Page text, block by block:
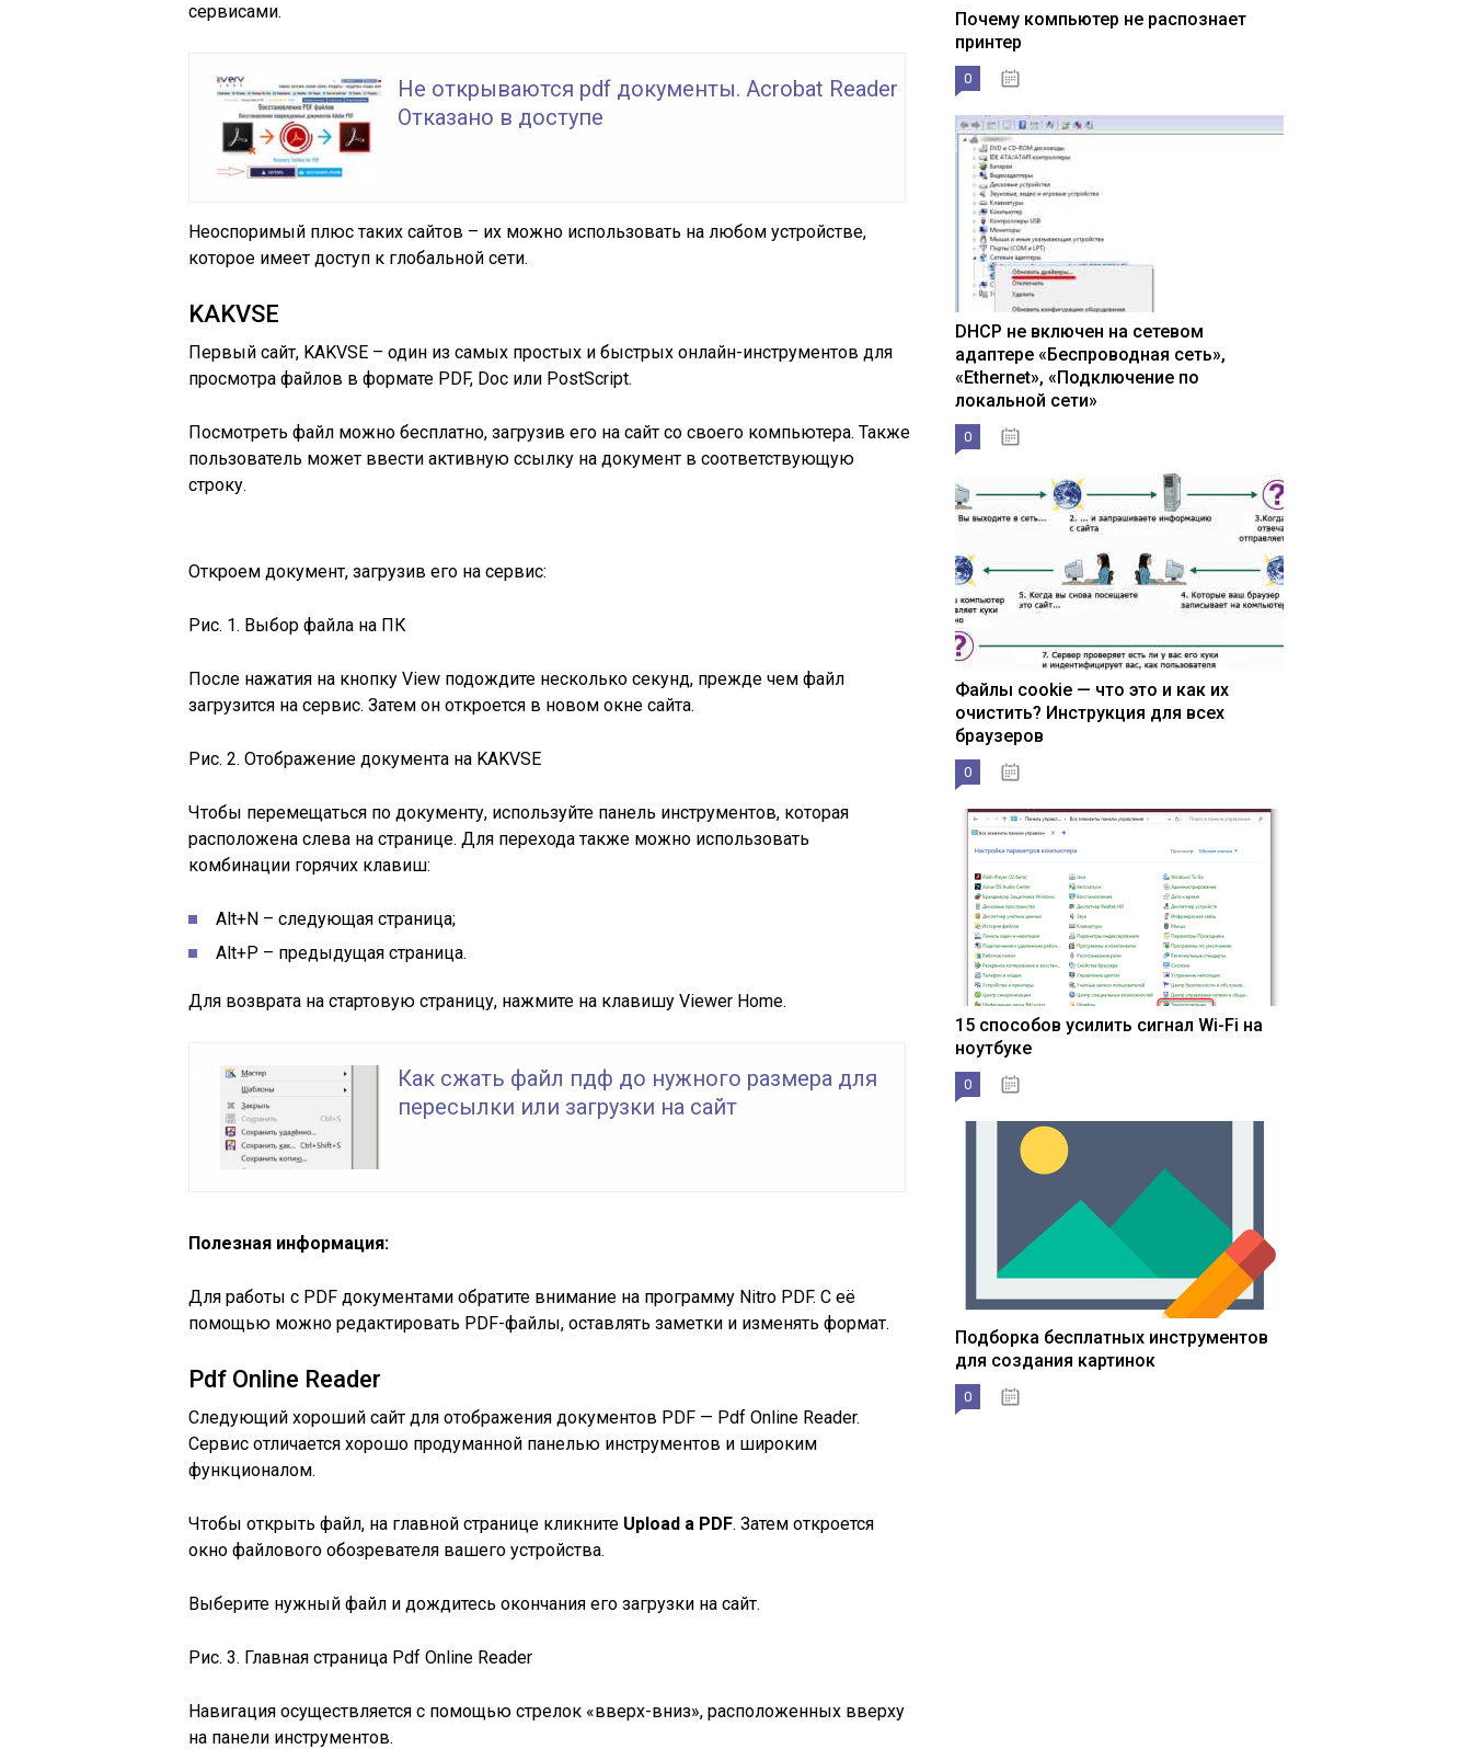
сервисами.
Не открываются pdf документы. Acrobat Reader
Отказано в доступе
Неоспоримый плюс таких сайтов – их можно использовать на любом устройстве,
которое имеет доступ к глобальной сети.
KAKVSE
Первый сайт, KAKVSE – один из самых простых и быстрых онлайн-инструментов для
просмотра файлов в формате PDF, Doc или PostScript.
Посмотреть файл можно бесплатно, загрузив его на сайт со своего компьютера. Также
пользователь может ввести активную ссылку на документ в соответствующую
строку.
Откроем документ, загрузив его на сервис:
Рис. 1. Выбор файла на ПК
После нажатия на кнопку View подождите несколько секунд, прежде чем файл
загрузится на сервис. Затем он откроется в новом окне сайта.
Рис. 2. Отображение документа на KAKVSE
Чтобы перемещаться по документу, используйте панель инструментов, которая
расположена слева на странице. Для перехода также можно использовать
комбинации горячих клавиш:
Alt+N – следующая страница;
Alt+P – предыдущая страница.
Для возврата на стартовую страницу, нажмите на клавишу Viewer Home.
Как сжать файл пдф до нужного размера для
пересылки или загрузки на сайт
Полезная информация:
Для работы с PDF документами обратите внимание на программу Nitro PDF. С её
помощью можно редактировать PDF-файлы, оставлять заметки и изменять формат.
Pdf Online Reader
Следующий хороший сайт для отображения документов PDF — Pdf Online Reader.
Сервис отличается хорошо продуманной панелью инструментов и широким
функционалом.
Чтобы открыть файл, на главной странице кликните Upload a PDF. Затем откроется
окно файлового обозревателя вашего устройства.
Выберите нужный файл и дождитесь окончания его загрузки на сайт.
Рис. 3. Главная страница Pdf Online Reader
Навигация осуществляется с помощью стрелок «вверх-вниз», расположенных вверху
на панели инструментов.
Почему компьютер не распознает
принтер
0
DHCP не включен на сетевом
адаптере «Беспроводная сеть»,
«Ethernet», «Подключение по
локальной сети»
0
Файлы cookie — что это и как их
очистить? Инструкция для всех
браузеров
0
15 способов усилить сигнал Wi-Fi на
ноутбуке
0
Подборка бесплатных инструментов
для создания картинок
0